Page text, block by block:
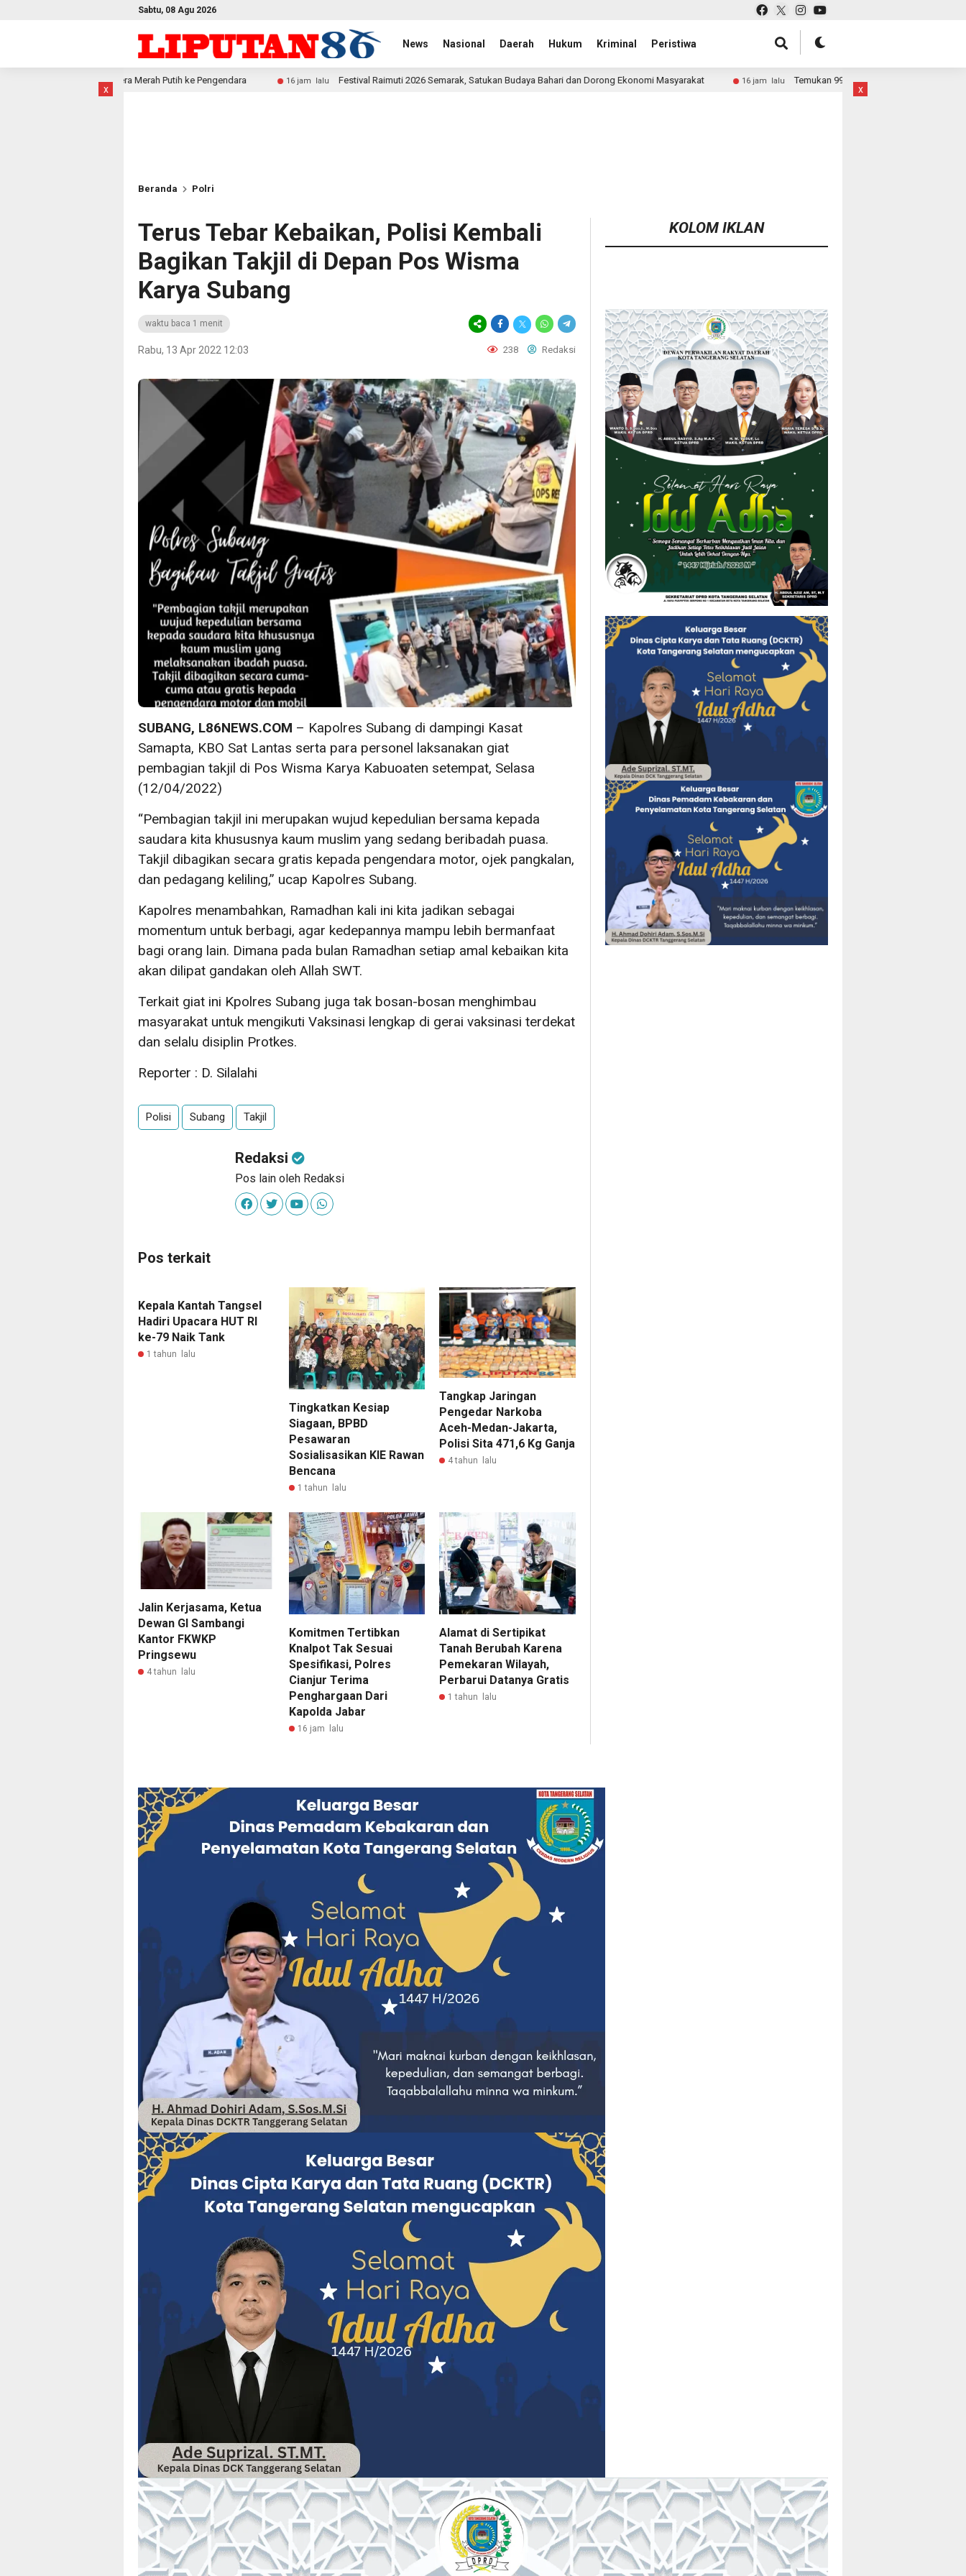
Sabtu, 08 Agu 2026
News Nasional Daerah Hukum Kriminal Peristiwa
x
Merah Putih ke Pengendara 16 jam lalu Festival Raimuti 2026 Semarak, Satukan Budaya Bahari dan Dorong Ekonomi Masyarakat 16 jam lalu Temukan 996 Benda Menyerupai Senjata di Jaksel, Polda Metro Jaya
Beranda Polri
Terus Tebar Kebaikan, Polisi Kembali
Bagikan Takjil di Depan Pos Wisma
Karya Subang
waktu baca 1 menit
Rabu, 13 Apr 2022 12:03 238 Redaksi
SUBANG, L86NEWS.COM – Kapolres Subang di dampingi Kasat
Samapta, KBO Sat Lantas serta para personel laksanakan giat
pembagian takjil di Pos Wisma Karya Kabuoaten setempat, Selasa
(12/04/2022)
“Pembagian takjil ini merupakan wujud kepedulian bersama kepada
saudara kita khususnya kaum muslim yang sedang beribadah puasa.
Takjil dibagikan secara gratis kepada pengendara motor, ojek pangkalan,
dan pedagang keliling,” ucap Kapolres Subang.
Kapolres menambahkan, Ramadhan kali ini kita jadikan sebagai
momentum untuk berbagi, agar kedepannya mampu lebih bermanfaat
bagi orang lain. Dimana pada bulan Ramadhan setiap amal kebaikan kita
akan dilipat gandakan oleh Allah SWT.
Terkait giat ini Kpolres Subang juga tak bosan-bosan menghimbau
masyarakat untuk mengikuti Vaksinasi lengkap di gerai vaksinasi terdekat
dan selalu disiplin Protkes.
Reporter : D. Silalahi
Polisi Subang Takjil
Redaksi
Pos lain oleh Redaksi
Pos terkait
Kepala Kantah Tangsel
Hadiri Upacara HUT RI
ke-79 Naik Tank
1 tahun lalu
Tingkatkan Kesiap
Siagaan, BPBD
Pesawaran
Sosialisasikan KIE Rawan
Bencana
1 tahun lalu
Tangkap Jaringan
Pengedar Narkoba
Aceh-Medan-Jakarta,
Polisi Sita 471,6 Kg Ganja
4 tahun lalu
Jalin Kerjasama, Ketua
Dewan GI Sambangi
Kantor FKWKP
Pringsewu
4 tahun lalu
Komitmen Tertibkan
Knalpot Tak Sesuai
Spesifikasi, Polres
Cianjur Terima
Penghargaan Dari
Kapolda Jabar
16 jam lalu
Alamat di Sertipikat
Tanah Berubah Karena
Pemekaran Wilayah,
Perbarui Datanya Gratis
1 tahun lalu
KOLOM IKLAN
x